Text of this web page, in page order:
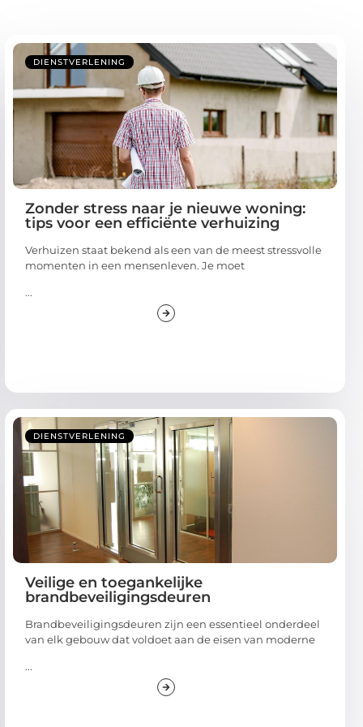
DIENSTVERLENING
Zonder stress naar je nieuwe woning:
tips voor een efficiënte verhuizing
Verhuizen staat bekend als een van de meest stressvolle
momenten in een mensenleven. Je moet
...
DIENSTVERLENING
Veilige en toegankelijke
brandbeveiligingsdeuren
Brandbeveiligingsdeuren zijn een essentieel onderdeel
van elk gebouw dat voldoet aan de eisen van moderne
...